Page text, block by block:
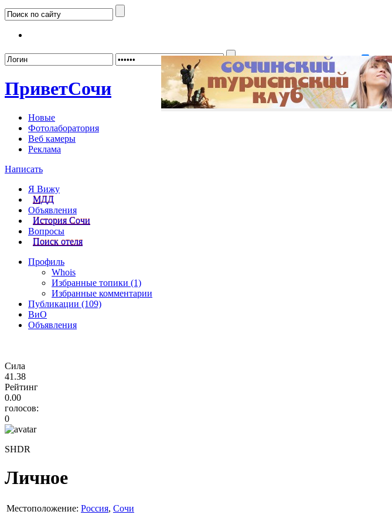
Забыли пароль? Регистрация
ПриветСочи
Новые
Фотолаборатория
Веб камеры
Реклама
Написать
Я Вижу
МДД
Объявления
История Сочи
Вопросы
Поиск отеля
Профиль
Whois
Избранные топики (1)
Избранные комментарии
Публикации (109)
ВиО
Объявления
Сила
41.38
Рейтинг
0.00
голосов:
0
SHDR
Личное
Местоположение: Россия, Сочи